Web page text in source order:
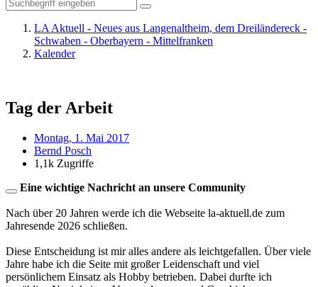
LA Aktuell - Neues aus Langenaltheim, dem Dreiländereck -
Schwaben - Oberbayern - Mittelfranken
Kalender
Tag der Arbeit
Montag, 1. Mai 2017
Bernd Posch
1,1k Zugriffe
Eine wichtige Nachricht an unsere Community
Nach über 20 Jahren werde ich die Webseite la-aktuell.de zum
Jahresende 2026 schließen.
Diese Entscheidung ist mir alles andere als leichtgefallen. Über viele
Jahre habe ich die Seite mit großer Leidenschaft und viel
persönlichem Einsatz als Hobby betrieben. Dabei durfte ich